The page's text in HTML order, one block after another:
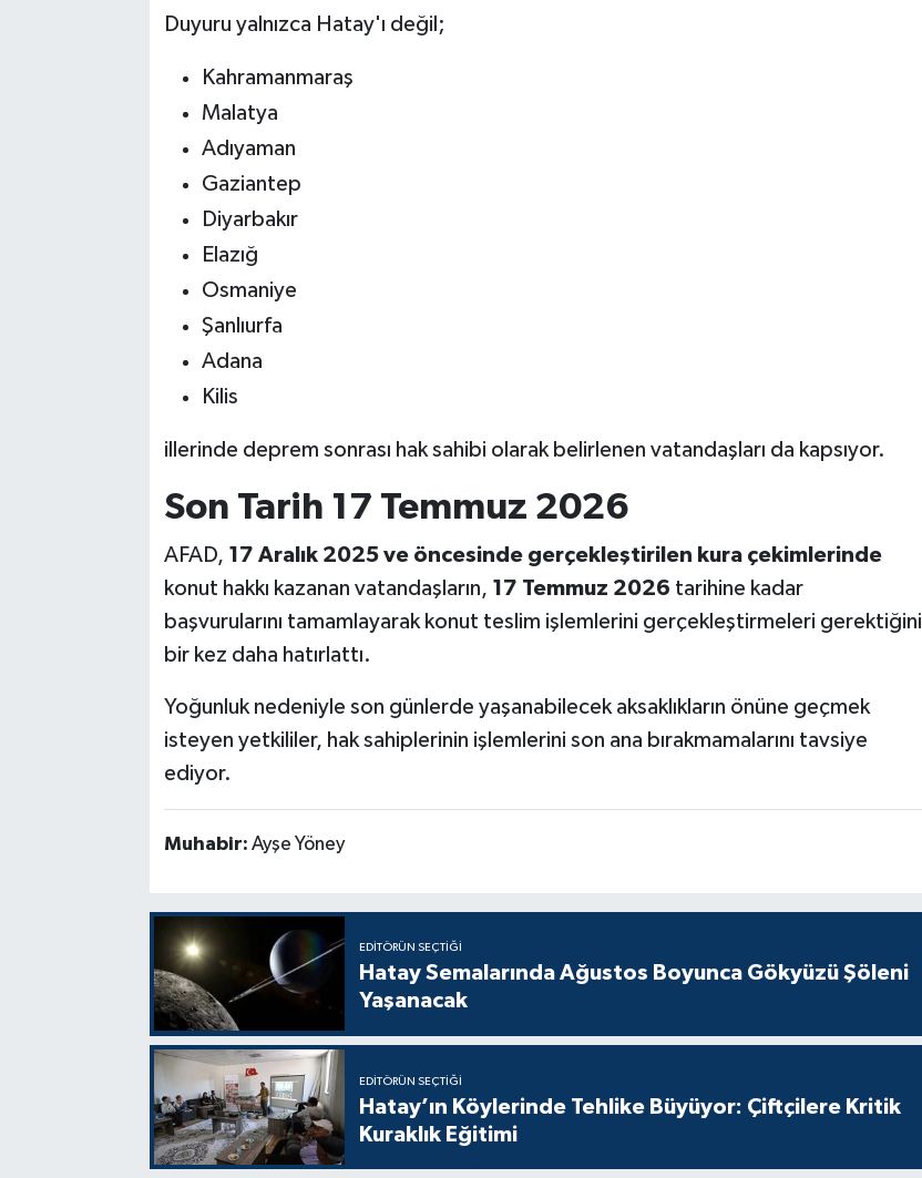
Duyuru yalnızca Hatay'ı değil;
Kahramanmaraş
Malatya
Adıyaman
Gaziantep
Diyarbakır
Elazığ
Osmaniye
Şanlıurfa
Adana
Kilis
illerinde deprem sonrası hak sahibi olarak belirlenen vatandaşları da kapsıyor.
Son Tarih 17 Temmuz 2026
AFAD, 17 Aralık 2025 ve öncesinde gerçekleştirilen kura çekimlerinde
konut hakkı kazanan vatandaşların, 17 Temmuz 2026 tarihine kadar
başvurularını tamamlayarak konut teslim işlemlerini gerçekleştirmeleri gerektiğini
bir kez daha hatırlattı.
Yoğunluk nedeniyle son günlerde yaşanabilecek aksaklıkların önüne geçmek
isteyen yetkililer, hak sahiplerinin işlemlerini son ana bırakmamalarını tavsiye
ediyor.
Muhabir: Ayşe Yöney
EDITÖRÜN SEÇTIĞI
Hatay Semalarında Ağustos Boyunca Gökyüzü Şöleni
Yaşanacak
EDITÖRÜN SEÇTIĞI
Hatay’ın Köylerinde Tehlike Büyüyor: Çiftçilere Kritik
Kuraklık Eğitimi